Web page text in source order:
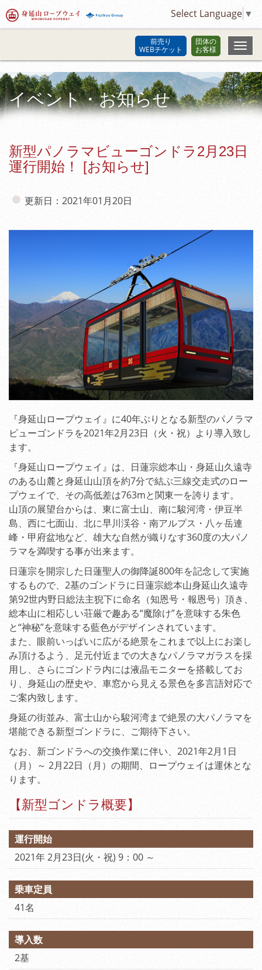
Select Language ▼
前売り
WEBチケット
団体の
お客様
イベント・お知らせ
新型パノラマビューゴンドラ2月23日
運行開始！ [お知らせ]
更新日：2021年01月20日
『身延山ロープウェイ』に40年ぶりとなる新型のパノラマ
ビューゴンドラを2021年2月23日（火・祝）より導入致し
ます。
『身延山ロープウェイ』は、日蓮宗総本山・身延山久遠寺
のある山麓と身延山山頂を約7分で結ぶ三線交走式のロー
プウェイで、その高低差は763mと関東一を誇ります。
山頂の展望台からは、東に富士山、南に駿河湾・伊豆半
島、西に七面山、北に早川渓谷・南アルプス・八ヶ岳連
峰・甲府盆地など、雄大な自然が織りなす360度の大パノ
ラマを満喫する事が出来ます。
日蓮宗を開宗した日蓮聖人の御降誕800年を記念して実施
するもので、2基のゴンドラに日蓮宗総本山身延山久遠寺
第92世内野日総法主猊下に命名（知恩号・報恩号）頂き、
総本山に相応しい荘厳で趣ある“魔除け”を意味する朱色
と“神秘”を意味する藍色がデザインされています。
また、眼前いっぱいに広がる絶景をこれまで以上にお楽し
み頂けるよう、足元付近までの大きなパノラマガラスを採
用し、さらにゴンドラ内には液晶モニターを搭載してお
り、身延山の歴史や、車窓から見える景色を多言語対応で
ご案内致します。
身延の街並み、富士山から駿河湾まで絶景の大パノラマを
堪能できる新型ゴンドラに、ご期待下さい。
なお、新ゴンドラへの交換作業に伴い、2021年2月1日
（月）～ 2月22日（月）の期間、ロープウェイは運休とな
ります。
【新型ゴンドラ概要】
運行開始
2021年 2月23日(火・祝) 9：00 ～
乗車定員
41名
導入数
2基